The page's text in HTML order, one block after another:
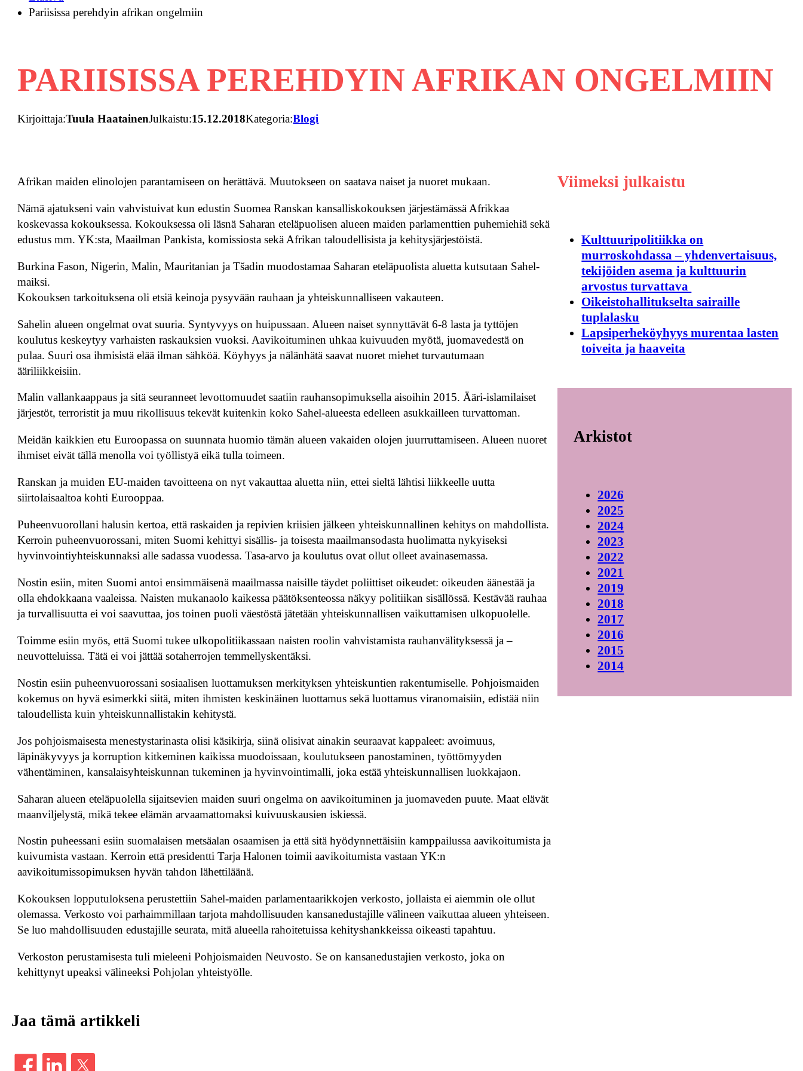
Pariisissa perehdyin afrikan ongelmiin
PARIISISSA PEREHDYIN AFRIKAN ONGELMIIN
Kirjoittaja:Tuula HaatainenJulkaistu:15.12.2018Kategoria:Blogi
Afrikan maiden elinolojen parantamiseen on herättävä. Muutokseen on saatava naiset ja nuoret mukaan.
Nämä ajatukseni vain vahvistuivat kun edustin Suomea Ranskan kansalliskokouksen järjestämässä Afrikkaa
koskevassa kokouksessa. Kokouksessa oli läsnä Saharan eteläpuolisen alueen maiden parlamenttien puhemiehiä sekä
edustus mm. YK:sta, Maailman Pankista, komissiosta sekä Afrikan taloudellisista ja kehitysjärjestöistä.
Burkina Fason, Nigerin, Malin, Mauritanian ja Tšadin muodostamaa Saharan eteläpuolista aluetta kutsutaan Sahel-
maiksi.
Kokouksen tarkoituksena oli etsiä keinoja pysyvään rauhaan ja yhteiskunnalliseen vakauteen.
Sahelin alueen ongelmat ovat suuria. Syntyvyys on huipussaan. Alueen naiset synnyttävät 6-8 lasta ja tyttöjen
koulutus keskeytyy varhaisten raskauksien vuoksi. Aavikoituminen uhkaa kuivuuden myötä, juomavedestä on
pulaa. Suuri osa ihmisistä elää ilman sähköä. Köyhyys ja nälänhätä saavat nuoret miehet turvautumaan
ääriliikkeisiin.
Malin vallankaappaus ja sitä seuranneet levottomuudet saatiin rauhansopimuksella aisoihin 2015. Ääri-islamilaiset
järjestöt, terroristit ja muu rikollisuus tekevät kuitenkin koko Sahel-alueesta edelleen asukkailleen turvattoman.
Meidän kaikkien etu Euroopassa on suunnata huomio tämän alueen vakaiden olojen juurruttamiseen. Alueen nuoret
ihmiset eivät tällä menolla voi työllistyä eikä tulla toimeen.
Ranskan ja muiden EU-maiden tavoitteena on nyt vakauttaa aluetta niin, ettei sieltä lähtisi liikkeelle uutta
siirtolaisaaltoa kohti Eurooppaa.
Puheenvuorollani halusin kertoa, että raskaiden ja repivien kriisien jälkeen yhteiskunnallinen kehitys on mahdollista.
Kerroin puheenvuorossani, miten Suomi kehittyi sisällis- ja toisesta maailmansodasta huolimatta nykyiseksi
hyvinvointiyhteiskunnaksi alle sadassa vuodessa. Tasa-arvo ja koulutus ovat ollut olleet avainasemassa.
Nostin esiin, miten Suomi antoi ensimmäisenä maailmassa naisille täydet poliittiset oikeudet: oikeuden äänestää ja
olla ehdokkaana vaaleissa. Naisten mukanaolo kaikessa päätöksenteossa näkyy politiikan sisällössä. Kestävää rauhaa
ja turvallisuutta ei voi saavuttaa, jos toinen puoli väestöstä jätetään yhteiskunnallisen vaikuttamisen ulkopuolelle.
Toimme esiin myös, että Suomi tukee ulkopolitiikassaan naisten roolin vahvistamista rauhanvälityksessä ja –
neuvotteluissa. Tätä ei voi jättää sotaherrojen temmellyskentäksi.
Nostin esiin puheenvuorossani sosiaalisen luottamuksen merkityksen yhteiskuntien rakentumiselle. Pohjoismaiden
kokemus on hyvä esimerkki siitä, miten ihmisten keskinäinen luottamus sekä luottamus viranomaisiin, edistää niin
taloudellista kuin yhteiskunnallistakin kehitystä.
Jos pohjoismaisesta menestystarinasta olisi käsikirja, siinä olisivat ainakin seuraavat kappaleet: avoimuus,
läpinäkyvyys ja korruption kitkeminen kaikissa muodoissaan, koulutukseen panostaminen, työttömyyden
vähentäminen, kansalaisyhteiskunnan tukeminen ja hyvinvointimalli, joka estää yhteiskunnallisen luokkajaon.
Saharan alueen eteläpuolella sijaitsevien maiden suuri ongelma on aavikoituminen ja juomaveden puute. Maat elävät
maanviljelystä, mikä tekee elämän arvaamattomaksi kuivuuskausien iskiessä.
Nostin puheessani esiin suomalaisen metsäalan osaamisen ja että sitä hyödynnettäisiin kamppailussa aavikoitumista ja
kuivumista vastaan. Kerroin että presidentti Tarja Halonen toimii aavikoitumista vastaan YK:n
aavikoitumissopimuksen hyvän tahdon lähettiläänä.
Kokouksen lopputuloksena perustettiin Sahel-maiden parlamentaarikkojen verkosto, jollaista ei aiemmin ole ollut
olemassa. Verkosto voi parhaimmillaan tarjota mahdollisuuden kansanedustajille välineen vaikuttaa alueen yhteiseen.
Se luo mahdollisuuden edustajille seurata, mitä alueella rahoitetuissa kehityshankkeissa oikeasti tapahtuu.
Verkoston perustamisesta tuli mieleeni Pohjoismaiden Neuvosto. Se on kansanedustajien verkosto, joka on
kehittynyt upeaksi välineeksi Pohjolan yhteistyölle.
Jaa tämä artikkeli
Viimeksi julkaistu
Kulttuuripolitiikka on
murroskohdassa – yhdenvertaisuus,
tekijöiden asema ja kulttuurin
arvostus turvattava
Oikeistohallitukselta sairaille
tuplalasku
Lapsiperheköyhyys murentaa lasten
toiveita ja haaveita
Arkistot
2026
2025
2024
2023
2022
2021
2019
2018
2017
2016
2015
2014